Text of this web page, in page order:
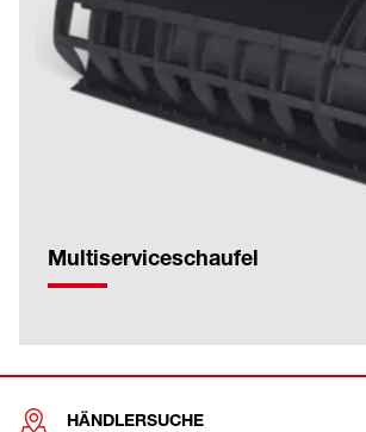
Multiserviceschaufel
HÄNDLERSUCHE